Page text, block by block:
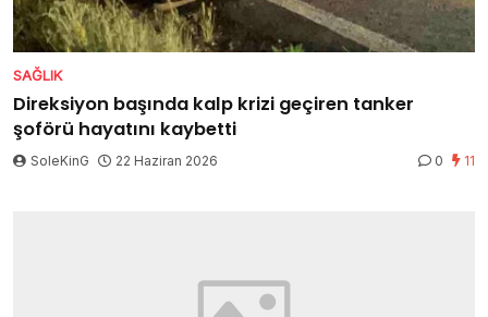
SAĞLIK
Direksiyon başında kalp krizi geçiren tanker
şoförü hayatını kaybetti
SoleKinG 22 Haziran 2026 0 11